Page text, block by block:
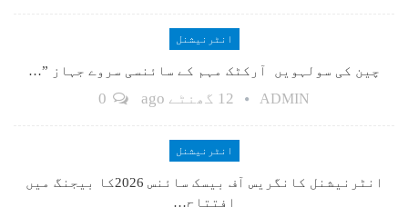
انٹرنیشنل
چین کی سولہویں آرکٹک مہم کے سائنسی سروے جہاز ”…
ADMIN 12 گھنٹے ago
انٹرنیشنل
انٹرنیشنل کانگریس آف بیسک سائنس 2026کا بیجنگ میں
افتتاح…